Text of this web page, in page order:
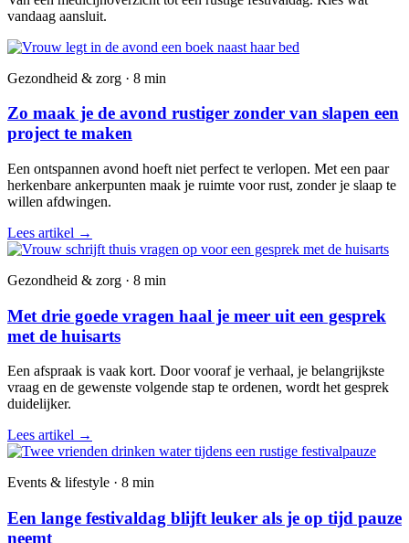
vandaag aansluit.
Gezondheid & zorg · 8 min
Zo maak je de avond rustiger zonder van slapen een
project te maken
Een ontspannen avond hoeft niet perfect te verlopen. Met een paar
herkenbare ankerpunten maak je ruimte voor rust, zonder je slaap te
willen afdwingen.
Lees artikel →
Gezondheid & zorg · 8 min
Met drie goede vragen haal je meer uit een gesprek
met de huisarts
Een afspraak is vaak kort. Door vooraf je verhaal, je belangrijkste
vraag en de gewenste volgende stap te ordenen, wordt het gesprek
duidelijker.
Lees artikel →
Events & lifestyle · 8 min
Een lange festivaldag blijft leuker als je op tijd pauze
neemt